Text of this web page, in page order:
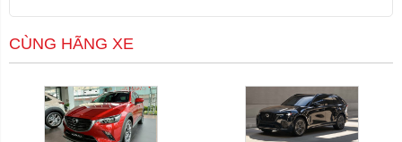
CÙNG HÃNG XE